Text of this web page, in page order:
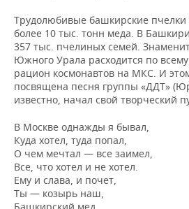
Трудолюбивые башкирские пчелки
более 10 тыс. тонн меда. В
357 тыс. пчелиных семей.
Южного Урала расходится по
рацион космонавтов на МКС. И
посвящена песня группы «ДДТ»
известно, начал свой творческий
В Москве однажды я бывал,
Куда хотел, туда попал,
О чем мечтал — все заимел,
Все, что хотел и не хотел.
Ему и слава, и почет,
Ты — козырь наш,